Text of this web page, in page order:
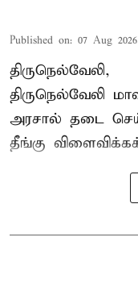
Published on: 07 Aug
திருநெல்வேலி,
திருநெல்வேலி
அரசால் தடை
தீங்கு